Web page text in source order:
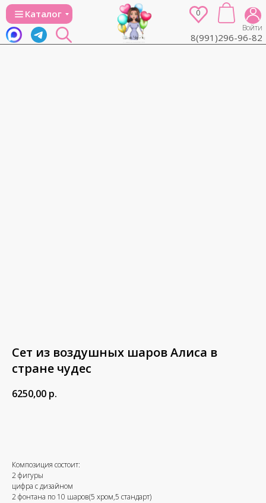
Каталог
Войти
0
8(991)296-96-82
Сет из воздушных шаров Алиса в
стране чудес
6250,00 р.
Композиция состоит:
2 фигуры
цифра с дизайном
2 фонтана по 10 шаров(5 хром,5 стандарт)